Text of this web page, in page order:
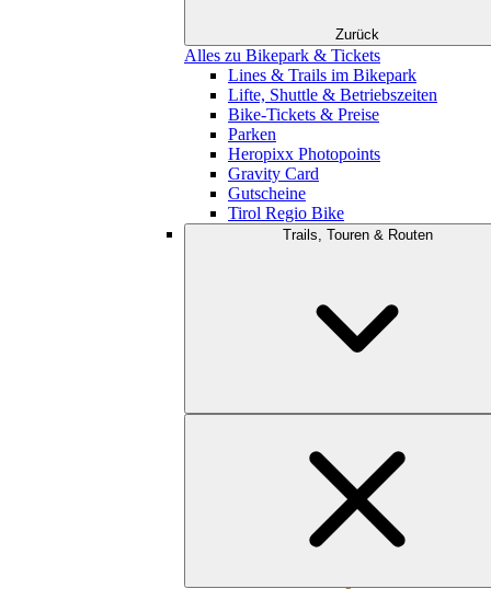
Zurück
Alles zu Bikepark & Tickets
Lines & Trails im Bikepark
Lifte, Shuttle & Betriebszeiten
Bike-Tickets & Preise
Parken
Heropixx Photopoints
Gravity Card
Gutscheine
Tirol Regio Bike
Trails, Touren & Routen